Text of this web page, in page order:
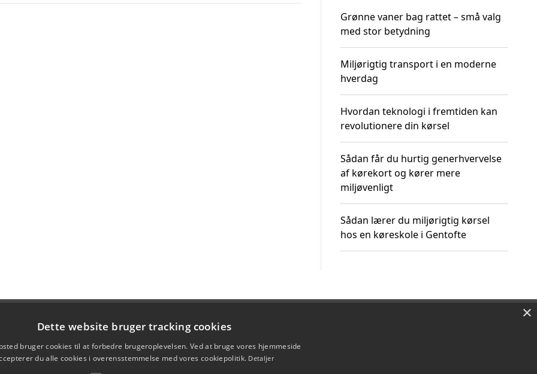
Grønne vaner bag rattet – små valg
med stor betydning
Miljørigtig transport i en moderne
hverdag
Hvordan teknologi i fremtiden kan
revolutionere din kørsel
Sådan får du hurtig generhvervelse
af kørekort og kører mere
miljøvenligt
Sådan lærer du miljørigtig kørsel
hos en køreskole i Gentofte
×
Dette website bruger tracking cookies
bruger cookies til at forbedre brugeroplevelsen. Ved at bruge vores hjemmeside
du alle cookies i overensstemmelse med vores cookiepolitik. Detaljer